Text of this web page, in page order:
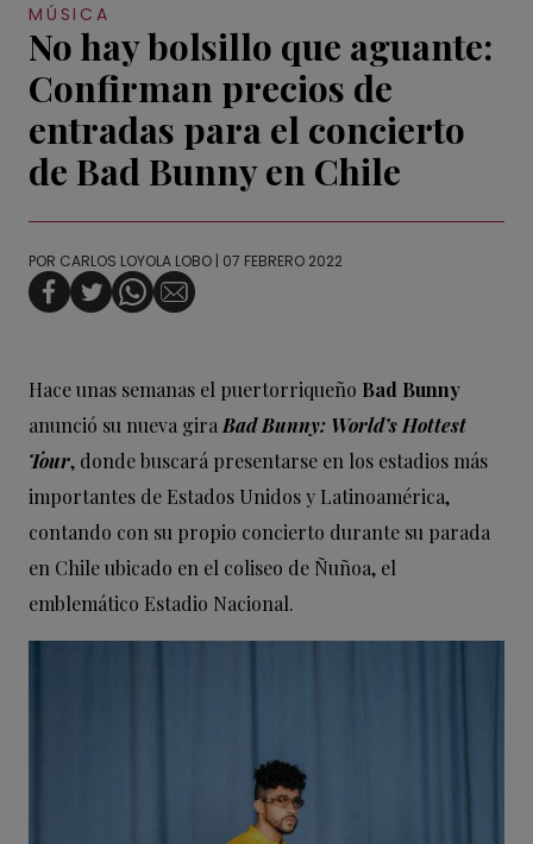
MÚSICA
No hay bolsillo que aguante:
Confirman precios de
entradas para el concierto
de Bad Bunny en Chile
POR CARLOS LOYOLA LOBO | 07 FEBRERO 2022
Hace unas semanas el puertorriqueño Bad Bunny
anunció su nueva gira Bad Bunny: World’s Hottest
Tour, donde buscará presentarse en los estadios más
importantes de Estados Unidos y Latinoamérica,
contando con su propio concierto durante su parada
en Chile ubicado en el coliseo de Ñuñoa, el
emblemático Estadio Nacional.